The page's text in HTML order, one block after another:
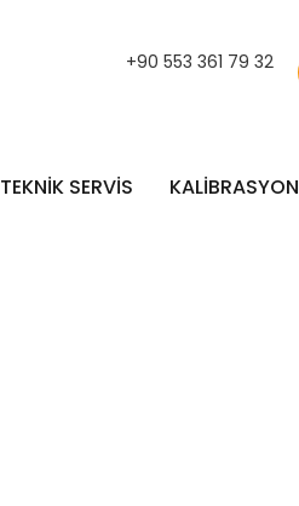
+90 553 361 79 32
TEKNİK SERVİS KALİBRASYON